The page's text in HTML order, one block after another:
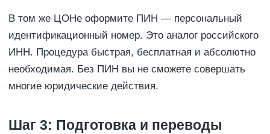
В том же ЦОНе оформите ПИН — персональный
идентификационный номер. Это аналог российского
ИНН. Процедура быстрая, бесплатная и абсолютно
необходимая. Без ПИН вы не сможете совершать
многие юридические действия.
Шаг 3: Подготовка и переводы